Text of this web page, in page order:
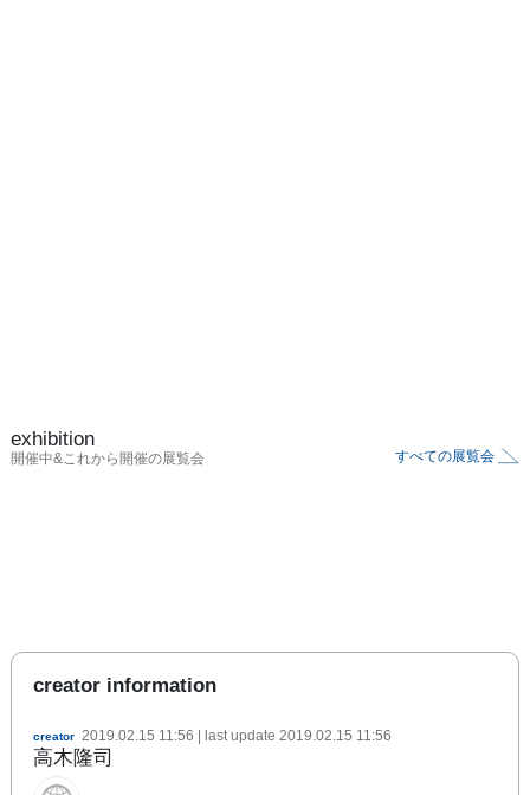
exhibition
開催中&これから開催の展覧会 すべての展覧会
creator information
creator 2019.02.15 11:56 | last update 2019.02.15 11:56
高木隆司